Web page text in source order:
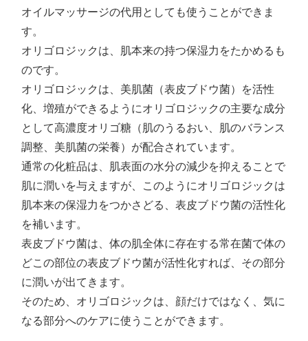
オイルマッサージの代用としても使うことができま
す。
オリゴロジックは、肌本来の持つ保湿力をたかめるも
のです。
オリゴロジックは、美肌菌（表皮ブドウ菌）を活性
化、増殖ができるようにオリゴロジックの主要な成分
として高濃度オリゴ糖（肌のうるおい、肌のバランス
調整、美肌菌の栄養）が配合されています。
通常の化粧品は、肌表面の水分の減少を抑えることで
肌に潤いを与えますが、このようにオリゴロジックは
肌本来の保湿力をつかさどる、表皮ブドウ菌の活性化
を補います。
表皮ブドウ菌は、体の肌全体に存在する常在菌で体の
どこの部位の表皮ブドウ菌が活性化すれば、その部分
に潤いが出てきます。
そのため、オリゴロジックは、顔だけではなく、気に
なる部分へのケアに使うことができます。